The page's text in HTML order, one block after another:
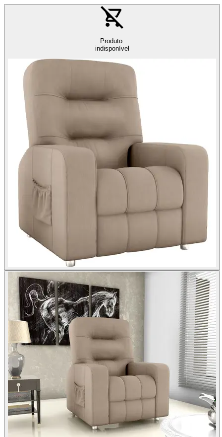
Produto
indisponível